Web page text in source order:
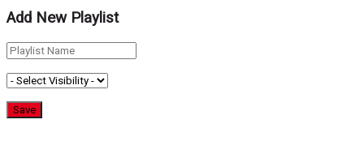
Add New Playlist